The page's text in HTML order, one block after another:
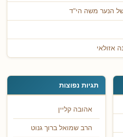
הנער משה הי"ד
אזולאי
תגיות נפוצות
אהובה קליין
הרב שמואל ברוך גנוט